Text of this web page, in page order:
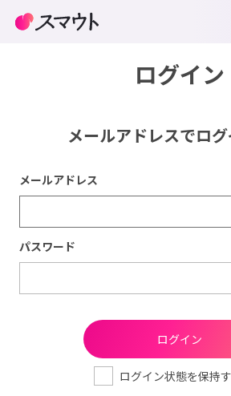
ログイン
メールアドレスでロ
メールアドレス
パスワード
ログイン状態を保持